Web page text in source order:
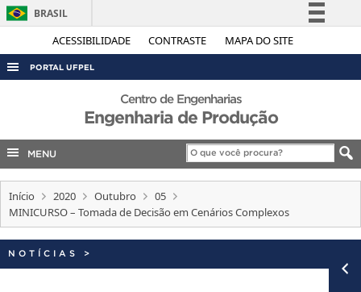
ACESSIBILIDADE CONTRASTE MAPA DO SITE
BRASIL
Simplifique!
Acesso à informação
Canais
PORTAL UFPEL
ACESSO À INFORMAÇÃO
COBALTO
OUVIDORIA
Centro de Engenharias
Engenharia de Produção
MENU
Início 2020 Outubro
05
MINICURSO – Tomada de Decisão em Cenários Complexos
NOTÍCIAS >